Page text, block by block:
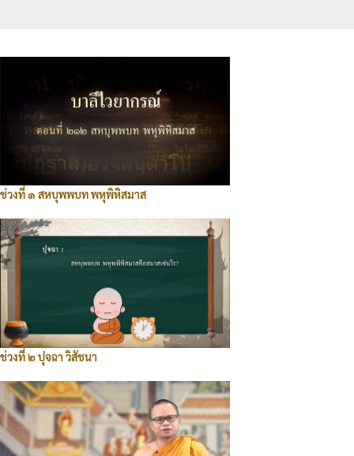
ช่วงที่ ๑ สหบุพพบท พหุพิหิสมาส
ช่วงที่ ๒ ปุจฉา วิสัชนา